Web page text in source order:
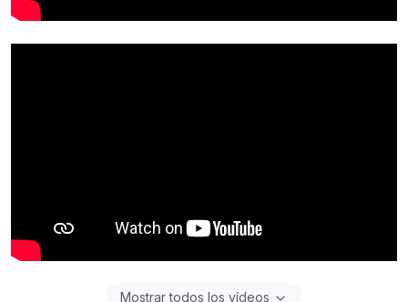
Mostrar todos los vídeos